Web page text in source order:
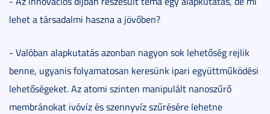
lehet a társadalmi haszna a jövőben?
- Valóban alapkutatás azonban nagyon sok lehetőség rejlik
benne, ugyanis folyamatosan keresünk ipari együttműködési
lehetőségeket. Az atomi szinten manipulált nanoszűrő
membránokat ivóvíz és szennyvíz szűrésére lehetne